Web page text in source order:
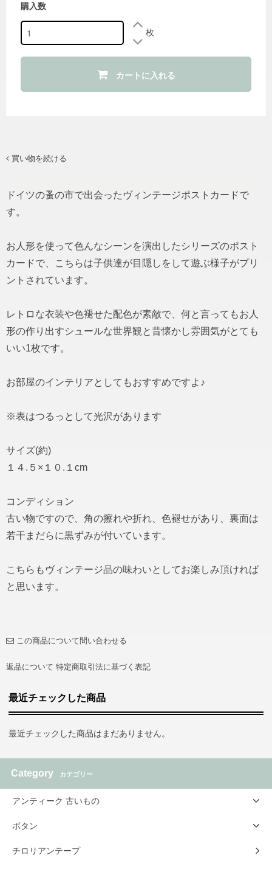
購入数
枚
カートに入れる
買い物を続ける
ドイツの蚤の市で出会ったヴィンテージポストカードで
す。
お人形を使って色んなシーンを演出したシリーズのポスト
カードで、こちらは子供達が目隠しをして遊ぶ様子がプリ
ントされています。
レトロな衣装や色褪せた配色が素敵で、何と言ってもお人
形の作り出すシュールな世界観と昔懐かし雰囲気がとても
いい1枚です。
お部屋のインテリアとしてもおすすめですよ♪
※表はつるっとして光沢があります
サイズ(約)
１４.５×１０.１cm
コンディション
古い物ですので、角の擦れや折れ、色褪せがあり、裏面は
若干まだらに黒ずみが付いています。
こちらもヴィンテージ品の味わいとしてお楽しみ頂ければ
と思います。
この商品について問い合わせる
返品について 特定商取引法に基づく表記
最近チェックした商品
最近チェックした商品はまだありません。
Category カテゴリー
アンティーク 古いもの
ボタン
チロリアンテープ